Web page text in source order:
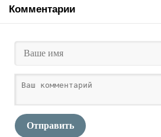
Комментарии
Отправить